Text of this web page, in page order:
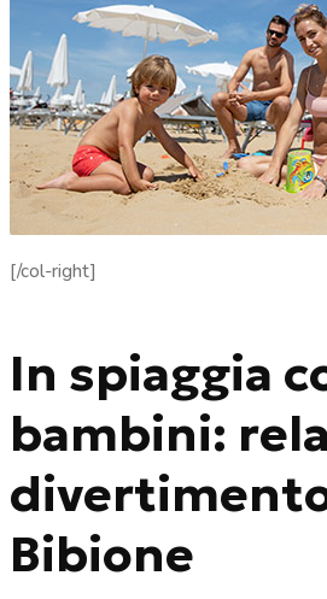
[/col-right]
In spiaggia
bambini:
Bibione